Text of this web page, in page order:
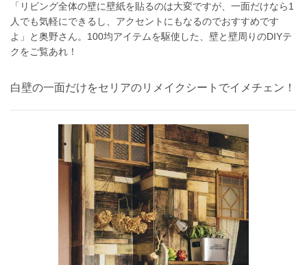
「リビング全体の壁に壁紙を貼るのは大変ですが、一面だけなら1
人でも気軽にできるし、アクセントにもなるのでおすすめです
よ」と奥野さん。100均アイテムを駆使した、壁と壁周りのDIYテ
クをご覧あれ！
白壁の一面だけをセリアのリメイクシートでイメチェン！